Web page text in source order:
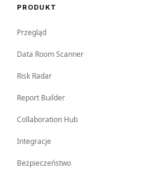
PRODUKT
Przegląd
Data Room Scanner
Risk Radar
Report Builder
Collaboration Hub
Integracje
Bezpieczeństwo